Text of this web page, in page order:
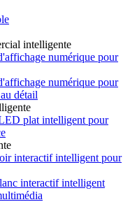
intelligente
numérique pour
numérique pour
détail
plat intelligent pour
interactif intelligent pour
interactif intelligent